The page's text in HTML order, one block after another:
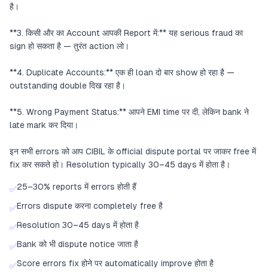
है।
**3. किसी और का Account आपकी Report में:** यह serious fraud का
sign हो सकता है — तुरंत action लो।
**4. Duplicate Accounts:** एक ही loan दो बार show हो रहा है —
outstanding double दिख रहा है।
**5. Wrong Payment Status:** आपने EMI time पर दी, लेकिन bank ने
late mark कर दिया।
इन सभी errors को आप CIBIL के official dispute portal पर जाकर free में
fix कर सकते हो। Resolution typically 30–45 days में होता है।
✅25–30% reports में errors होती हैं
✅Errors dispute करना completely free है
✅Resolution 30–45 days में होता है
✅Bank को भी dispute notice जाता है
✅Score errors fix होने पर automatically improve होता है